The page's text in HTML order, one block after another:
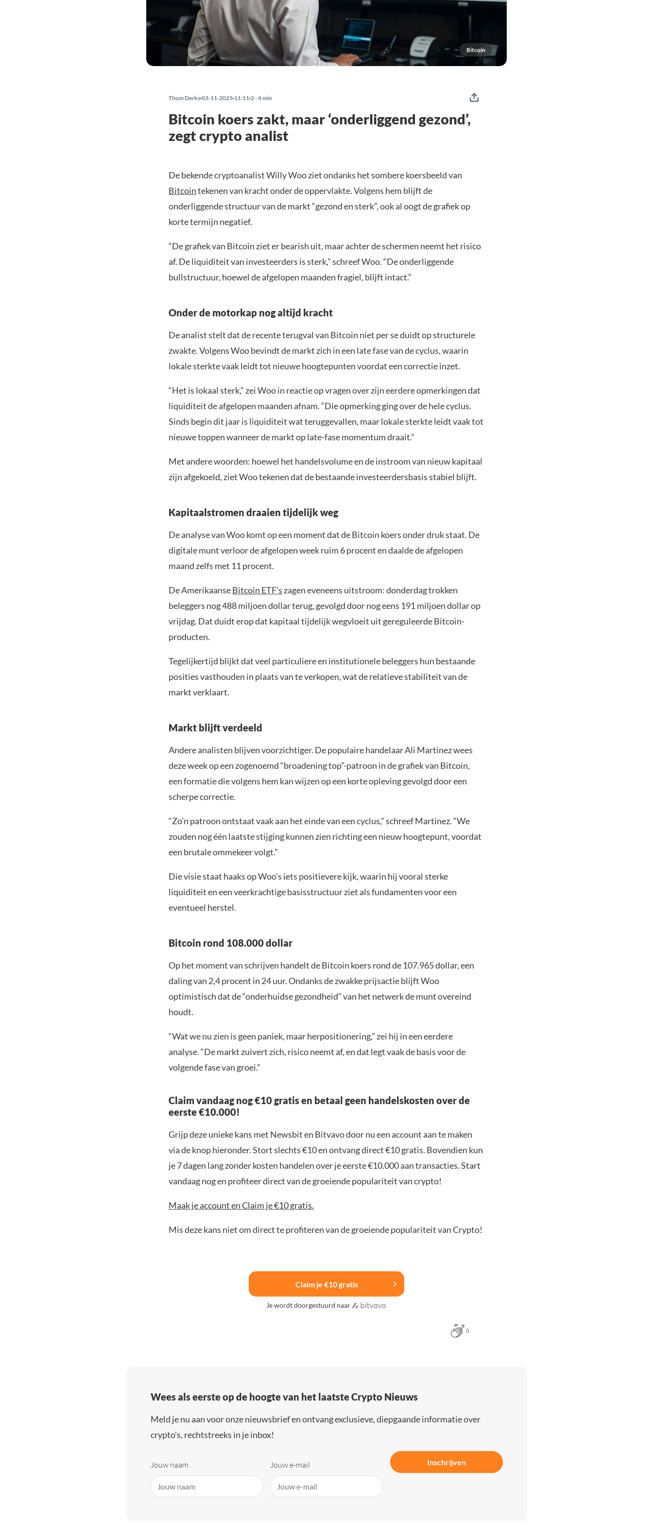
Bitcoin
Thom Derks 03-11-2025 11:11 2 - 4 min
Bitcoin koers zakt, maar ‘onderliggend gezond’,
zegt crypto analist
De bekende cryptoanalist Willy Woo ziet ondanks het sombere koersbeeld van
Bitcointekenen van kracht onder de oppervlakte. Volgens hem blijft de
onderliggende structuur van de markt “gezond en sterk”, ook al oogt de grafiek op
korte termijn negatief.
“De grafiek van Bitcoin ziet er bearish uit, maar achter de schermen neemt het risico
af. De liquiditeit van investeerders is sterk,” schreef Woo. “De onderliggende
bullstructuur, hoewel de afgelopen maanden fragiel, blijft intact.”
Onder de motorkap nog altijd kracht
De analist stelt dat de recente terugval van Bitcoin niet per se duidt op structurele
zwakte. Volgens Woo bevindt de markt zich in een late fase van de cyclus, waarin
lokale sterkte vaak leidt tot nieuwe hoogtepunten voordat een correctie inzet.
“Het is lokaal sterk,” zei Woo in reactie op vragen over zijn eerdere opmerkingen dat
liquiditeit de afgelopen maanden afnam. “Die opmerking ging over de hele cyclus.
Sinds begin dit jaar is liquiditeit wat teruggevallen, maar lokale sterkte leidt vaak tot
nieuwe toppen wanneer de markt op late-fase momentum draait.”
Met andere woorden: hoewel het handelsvolume en de instroom van nieuw kapitaal
zijn afgekoeld, ziet Woo tekenen dat de bestaande investeerdersbasis stabiel blijft.
Kapitaalstromen draaien tijdelijk weg
De analyse van Woo komt op een moment dat de Bitcoin koers onder druk staat. De
digitale munt verloor de afgelopen week ruim 6 procent en daalde de afgelopen
maand zelfs met 11 procent.
De AmerikaanseBitcoin ETF’s zagen eveneens uitstroom: donderdag trokken
beleggers nog 488 miljoen dollar terug, gevolgd door nog eens 191 miljoen dollar op
vrijdag. Dat duidt erop dat kapitaal tijdelijk wegvloeit uit gereguleerde Bitcoin-
producten.
Tegelijkertijd blijkt dat veel particuliere en institutionele beleggers hun bestaande
posities vasthouden in plaats van te verkopen, wat de relatieve stabiliteit van de
markt verklaart.
Markt blijft verdeeld
Andere analisten blijven voorzichtiger. De populaire handelaar Ali Martinez wees
deze week op een zogenoemd “broadening top”-patroon in de grafiek van Bitcoin,
een formatie die volgens hem kan wijzen op een korte opleving gevolgd door een
scherpe correctie.
“Zo’n patroon ontstaat vaak aan het einde van een cyclus,” schreef Martinez. “We
zouden nog één laatste stijging kunnen zien richting een nieuw hoogtepunt, voordat
een brutale ommekeer volgt.”
Die visie staat haaks op Woo’s iets positievere kijk, waarin hij vooral sterke
liquiditeit en een veerkrachtige basisstructuur ziet als fundamenten voor een
eventueel herstel.
Bitcoin rond 108.000 dollar
Op het moment van schrijven handelt de Bitcoin koers rond de 107.965 dollar, een
daling van 2,4 procent in 24 uur. Ondanks de zwakke prijsactie blijft Woo
optimistisch dat de “onderhuidse gezondheid” van het netwerk de munt overeind
houdt.
“Wat we nu zien is geen paniek, maar herpositionering,” zei hij in een eerdere
analyse. “De markt zuivert zich, risico neemt af, en dat legt vaak de basis voor de
volgende fase van groei.”
Claim vandaag nog €10 gratis en betaal geen handelskosten over de
eerste €10.000!
Grijp deze unieke kans met Newsbit en Bitvavo door nu een account aan te maken
via de knop hieronder. Stort slechts €10 en ontvang direct €10 gratis. Bovendien kun
je 7 dagen lang zonder kosten handelen over je eerste €10.000 aan transacties. Start
vandaag nog en profiteer direct van de groeiende populariteit van crypto!
Maak je account en Claim je €10 gratis.
Mis deze kans niet om direct te profiteren van de groeiende populariteit van Crypto!
Claim je €10 gratis
Je wordt doorgestuurd naar
0
Wees als eerste op de hoogte van het laatste Crypto Nieuws
Meld je nu aan voor onze nieuwsbrief en ontvang exclusieve, diepgaande informatie over
crypto’s, rechtstreeks in je inbox!
Jouw naam Jouw e-mail Inschrijven